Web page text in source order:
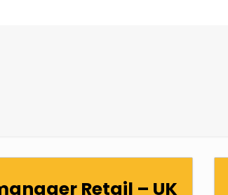
Retail – UK